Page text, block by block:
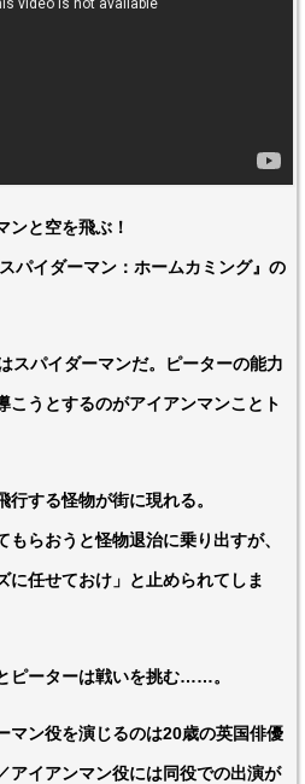
ンと空を飛ぶ！
パイダーマン：ホームカミング』の
スパイダーマンだ。ピーターの能力
こうとするのがアイアンマンことト
する怪物が街に現れる。
らおうと怪物退治に乗り出すが、
に任せておけ」と止められてしま
ピーターは戦いを挑む……。
マン役を演じるのは20歳の英国俳優
アイアンマン役には同役での出演が